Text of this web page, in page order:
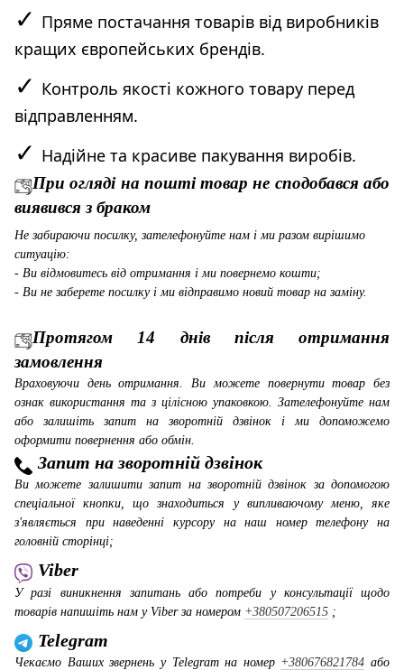
✓ Пряме постачання товарів від виробників
кращих європейських брендів.
✓ Контроль якості кожного товару перед
відправленням.
✓ Надійне та красиве пакування виробів.
При огляді на пошті товар не сподобався або
виявився з браком
Не забираючи посилку, зателефонуйте нам і ми разом вирішимо
ситуацію:
- Ви відмовитесь від отримання і ми повернемо кошти;
- Ви не заберете посилку і ми відправимо новий товар на заміну.
Протягом 14 днів після отримання
замовлення
Враховуючи день отримання. Ви можете повернути товар без
ознак використання та з цілісною упаковкою. Зателефонуйте нам
або залишіть запит на зворотній дзвінок і ми допоможемо
оформити повернення або обмін.
Запит на зворотній дзвінок
Ви можете залишити запит на зворотній дзвінок за допомогою
спеціальної кнопки, що знаходиться у випливаючому меню, яке
з'являється при наведенні курсору на наш номер телефону на
головній сторінці;
Viber
У разі виникнення запитань або потреби у консультації щодо
товарів напишіть нам у Viber за номером +380507206515 ;
Telegram
Чекаємо Ваших звернень у Telegram на номер +380676821784 або